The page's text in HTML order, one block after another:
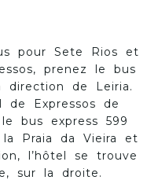
pour Sete Rios et
prenez le bus
direction de Leiria.
de Expressos de
bus express 599
Praia da Vieira et
l’hôtel se trouve
sur la droite.